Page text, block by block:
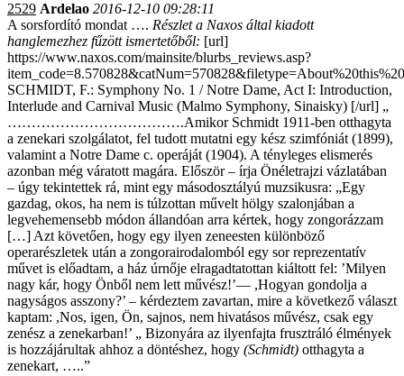
2529 Ardelao 2016-12-10 09:28:11
A sorsfordító mondat …. Részlet a Naxos által kiadott
hanglemezhez fűzött ismertetőből: [url]
https://www.naxos.com/mainsite/blurbs_reviews.asp?
SCHMIDT, F.: Symphony No. 1 / Notre Dame, Act I: Introduction,
Interlude and Carnival Music (Malmo Symphony, Sinaisky) [/url] „
……………………………….Amikor Schmidt 1911-ben otthagyta
a zenekari szolgálatot, fel tudott mutatni egy kész szimfóniát (1899),
valamint a Notre Dame c. operáját (1904). A tényleges elismerés
azonban még váratott magára. Először – írja Önéletrajzi vázlatában
– úgy tekintettek rá, mint egy másodosztályú muzsikusra: „Egy
gazdag, okos, ha nem is túlzottan művelt hölgy szalonjában a
legvehemensebb módon állandóan arra kértek, hogy zongorázzam
[…] Azt követően, hogy egy ilyen zeneesten különböző
operarészletek után a zongorairodalomból egy sor reprezentatív
művet is előadtam, a ház úrnője elragadtatottan kiáltott fel: ’Milyen
nagy kár, hogy Önből nem lett művész!’— ,Hogyan gondolja a
nagyságos asszony?’ – kérdeztem zavartan, mire a következő választ
kaptam: ,Nos, igen, Ön, sajnos, nem hivatásos művész, csak egy
zenész a zenekarban!’ „ Bizonyára az ilyenfajta frusztráló élmények
is hozzájárultak ahhoz a döntéshez, hogy (Schmidt) otthagyta a
zenekart, …..”